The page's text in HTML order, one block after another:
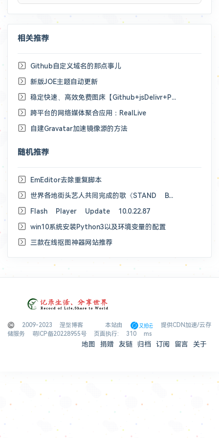
相关推荐
Github自定义域名的那点事儿
新版JOE主题自动更新
稳定快速、高效免费图床【Github+jsDelivr+PicGo】
跨平台的网络媒体聚合应用：RealLive
自建Gravatar加速镜像源的方法
随机推荐
EmEditor去除重复脚本
世界各地街头艺人共同完成的歌《STAND BY ME》
Flash Player Update 10.0.22.87
win10系统安装Python3以及环境变量的配置
三款在线抠图神器网站推荐
© 2009-2023 涅槃博客 本站由
提供CDN加速/云存
储服务
萌ICP备20228955号 页面执行: 310 ms
地图 捐赠 友链 归档 订阅 留言 关于